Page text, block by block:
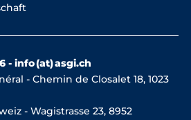
- info (at) asgi.ch
- Chemin de Closalet 18, 1023
- Wagistrasse 23, 8952